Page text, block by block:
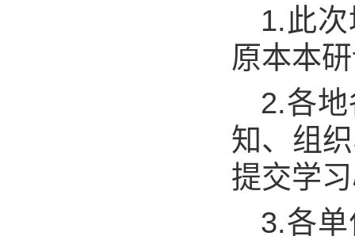
1.此
原本本
2.各
知、组
提交学
3.各